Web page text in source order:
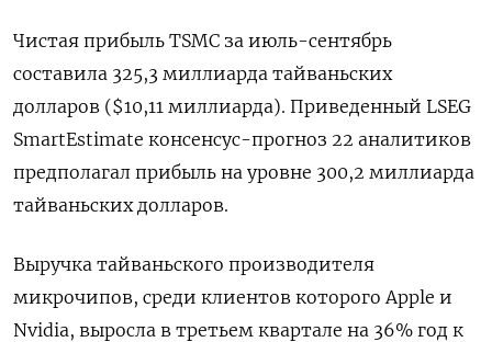
Чистая прибыль TSMC за июль-сентябрь
составила 325,3 миллиарда тайваньских
долларов ($10,11 миллиарда). Приведенный LSEG
SmartEstimate консенсус-прогноз 22 аналитиков
предполагал прибыль на уровне 300,2 миллиарда
тайваньских долларов.
Выручка тайваньского производителя
микрочипов, среди клиентов которого Apple и
Nvidia, выросла в третьем квартале на 36% год к